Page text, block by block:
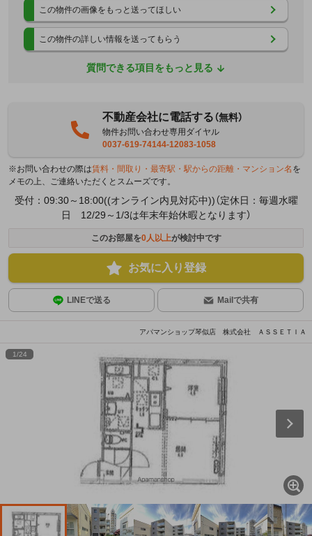
この物件の画像をもっと送ってほしい
この物件の詳しい情報を送ってもらう
質問できる項目をもっと見る
不動産会社に電話する（無料）
物件お問い合わせ専用ダイヤル
0037-619-74144-12083-1058
※お問い合わせの際は賃料・間取り・最寄駅・駅からの距離・マンション名 を
メモの上、ご連絡いただくとスムーズです。
受付：09:30～18:00((オンライン内見対応中))（定休日：毎週水曜
日 12/29～1/3は年末年始休暇となります）
このお部屋を0人以上が検討中です
お気に入り登録
LINEで送る Mailで共有
アパマンショップ琴似店 株式会社 ＡＳＳＥＴＩＡ
1/24